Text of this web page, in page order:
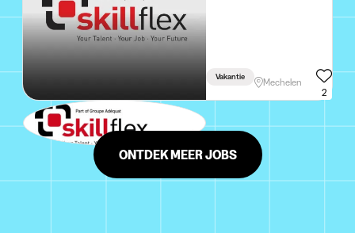
Vakantie
Mechelen
2
ONTDEK MEER JOBS